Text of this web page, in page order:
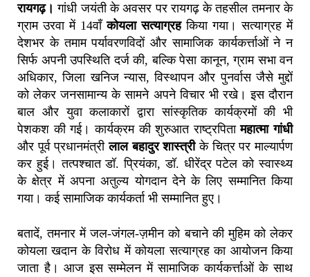
रायगढ़। गांधी जयंती के अवसर पर रायगढ़ के तहसील तमनार के
ग्राम उरवा में 14वाँकोयला सत्याग्रहकिया गया। सत्याग्रह में
देशभर के तमाम पर्यावरणविदों और सामाजिक कार्यकर्त्ताओं ने न
सिर्फ अपनी उपस्थिति दर्ज की, बल्कि पेसा कानून, ग्राम सभा वन
अधिकार, जिला खनिज न्यास, विस्थापन और पुनर्वास जैसे मुद्दों
को लेकर जनसामान्य के सामने अपने विचार भी रखे। इस दौरान
बाल और युवा कलाकारों द्वारा सांस्कृतिक कार्यक्रमों की भी
पेशकश की गई। कार्यक्रम की शुरुआत राष्ट्रपितामहात्मा गांधी
और पूर्व प्रधानमंत्रीलाल बहादुर शास्त्रीके चित्र पर माल्यार्पण
कर हुई। तत्पश्चात डॉ. प्रियंका, डॉ. धीरेंद्र पटेल को स्वास्थ्य
के क्षेत्र में अपना अतुल्य योगदान देने के लिए सम्मानित किया
गया। कई सामाजिक कार्यकर्ता भी सम्मानित हुए।
बतादें, तमनार में जल-जंगल-ज़मीन को बचाने की मुहिम को लेकर
कोयला खदान के विरोध में कोयला सत्याग्रह का आयोजन किया
जाता है। आज इस सम्मेलन में सामाजिक कार्यकर्त्ताओं के साथ